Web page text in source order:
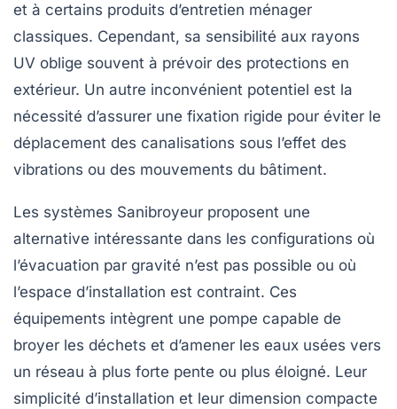
et à certains produits d’entretien ménager
classiques. Cependant, sa sensibilité aux rayons
UV oblige souvent à prévoir des protections en
extérieur. Un autre inconvénient potentiel est la
nécessité d’assurer une fixation rigide pour éviter le
déplacement des canalisations sous l’effet des
vibrations ou des mouvements du bâtiment.
Les systèmes Sanibroyeur proposent une
alternative intéressante dans les configurations où
l’évacuation par gravité n’est pas possible ou où
l’espace d’installation est contraint. Ces
équipements intègrent une pompe capable de
broyer les déchets et d’amener les eaux usées vers
un réseau à plus forte pente ou plus éloigné. Leur
simplicité d’installation et leur dimension compacte